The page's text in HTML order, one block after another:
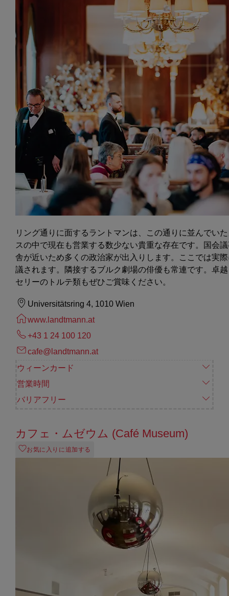
リング通りに面するラントマンは、この通りに並んでい
スの中で現在も営業する数少ない貴重な存在です。国会
舎が近いため多くの政治家が出入りします。ここでは実
議されます。隣接するブルク劇場の俳優も常連です。卓
セリーのトルテ類もぜひご賞味ください。
Universitätsring 4, 1010 Wien
www.landtmann.at
+43 1 24 100 120
cafe@landtmann.at
ウィーンカード
営業時間
バリアフリー
カフェ・ムゼウム (Café Museum)
お気に入りに追加する